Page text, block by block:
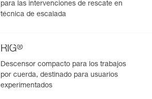
para las intervenciones de rescate en
técnica de escalada
RIG®
Descensor compacto para los trabajos
por cuerda, destinado para usuarios
experimentados